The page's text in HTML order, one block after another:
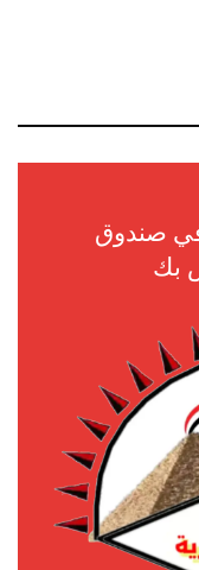
في صندوق
بك